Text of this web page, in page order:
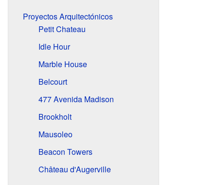
Proyectos Arquitectónicos
Petit Chateau
Idle Hour
Marble House
Belcourt
477 Avenida Madison
Brookholt
Mausoleo
Beacon Towers
Château d'Augerville